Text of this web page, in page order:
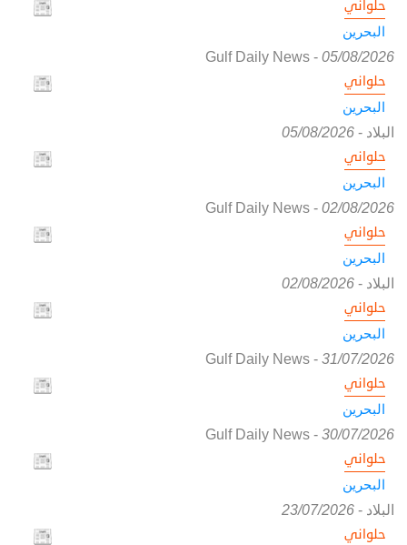
حلواني
البحرين
Gulf Daily News- 05/08/2026
حلواني
البحرين
البلاد -
05/08/2026
حلواني
البحرين
Gulf Daily News- 02/08/2026
حلواني
البحرين
البلاد -
02/08/2026
حلواني
البحرين
Gulf Daily News- 31/07/2026
حلواني
البحرين
Gulf Daily News- 30/07/2026
حلواني
البحرين
البلاد -
23/07/2026
حلواني